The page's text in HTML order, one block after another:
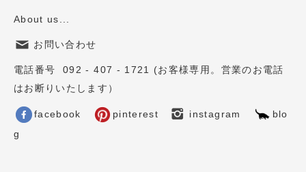
About us...
お問い合わせ
電話番号 092 - 407 - 1721 (お客様専用。営業のお電話
はお断りいたします）
facebook pinterest instagram
blo
g